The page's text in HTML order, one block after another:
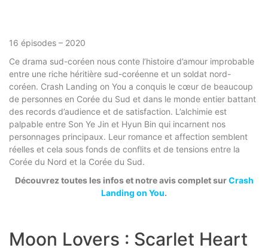
16 épisodes – 2020
Ce drama sud-coréen nous conte l’histoire d’amour improbable
entre une riche héritière sud-coréenne et un soldat nord-
coréen. Crash Landing on You a conquis le cœur de beaucoup
de personnes en Corée du Sud et dans le monde entier battant
des records d’audience et de satisfaction. L’alchimie est
palpable entre Son Ye Jin et Hyun Bin qui incarnent nos
personnages principaux. Leur romance et affection semblent
réelles et cela sous fonds de conflits et de tensions entre la
Corée du Nord et la Corée du Sud.
Découvrez toutes les infos et notre avis complet surCrash
Landing on You.
Moon Lovers : Scarlet Heart